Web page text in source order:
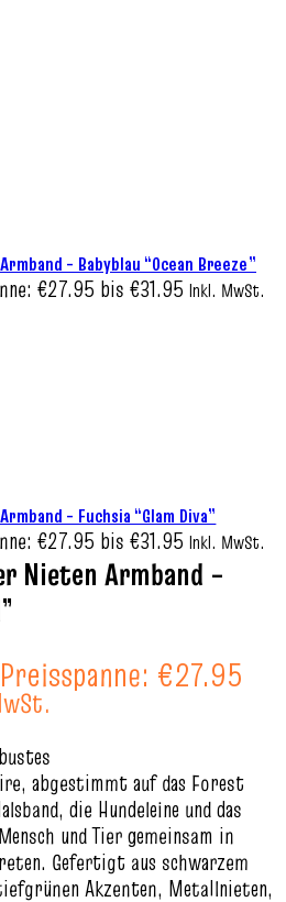
– Babyblau “Ocean Breeze”
€27.95 bis €31.95 Inkl. MwSt.
– Fuchsia “Glam Diva”
€27.95 bis €31.95 Inkl. MwSt.
Nieten Armband –
Preisspanne: €27.95
abgestimmt auf das Forest
die Hundeleine und das
und Tier gemeinsam in
Gefertigt aus schwarzem
Akzenten, Metallnieten,